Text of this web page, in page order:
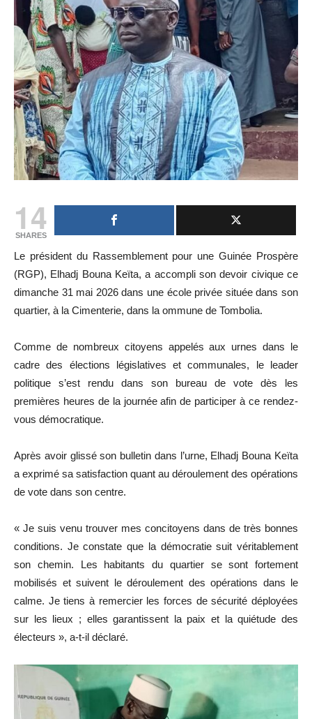
14
SHARES
Le président du Rassemblement pour une Guinée Prospère
(RGP), Elhadj Bouna Keïta, a accompli son devoir civique ce
dimanche 31 mai 2026 dans une école privée située dans son
quartier, à la Cimenterie, dans la ommune de Tombolia.
Comme de nombreux citoyens appelés aux urnes dans le
cadre des élections législatives et communales, le leader
politique s’est rendu dans son bureau de vote dès les
premières heures de la journée afin de participer à ce rendez-
vous démocratique.
Après avoir glissé son bulletin dans l’urne, Elhadj Bouna Keïta
a exprimé sa satisfaction quant au déroulement des opérations
de vote dans son centre.
« Je suis venu trouver mes concitoyens dans de très bonnes
conditions. Je constate que la démocratie suit véritablement
son chemin. Les habitants du quartier se sont fortement
mobilisés et suivent le déroulement des opérations dans le
calme. Je tiens à remercier les forces de sécurité déployées
sur les lieux ; elles garantissent la paix et la quiétude des
électeurs », a-t-il déclaré.